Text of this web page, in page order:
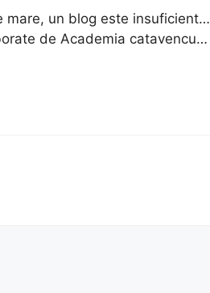
mare, un blog este insuficient…
de Academia catavencu…